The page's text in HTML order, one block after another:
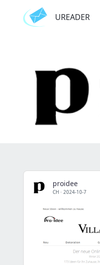
UREADER
proidee
CH · 2024-10-7